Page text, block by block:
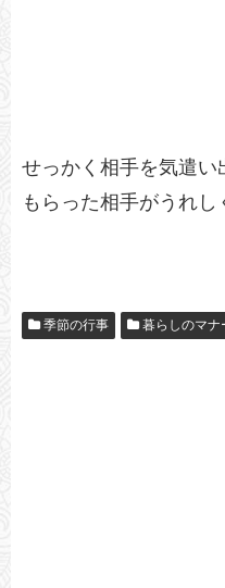
せっかく相手を気遣
もらった相手がうれ
季節の行事 暮らしのマナ